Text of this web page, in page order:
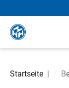
Zum Hauptinhalt
Startseite |
Fahrradteile